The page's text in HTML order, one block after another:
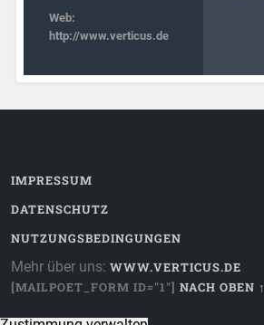
Web:
http://www.verticus.de
IMPRESSUM
DATENSCHUTZ
NUTZUNGSBEDINGUNGEN
Mehr über uns: WWW.VERTICUS.DE
[MAILPOET_FORM ID="1"] NACH OBEN ↑